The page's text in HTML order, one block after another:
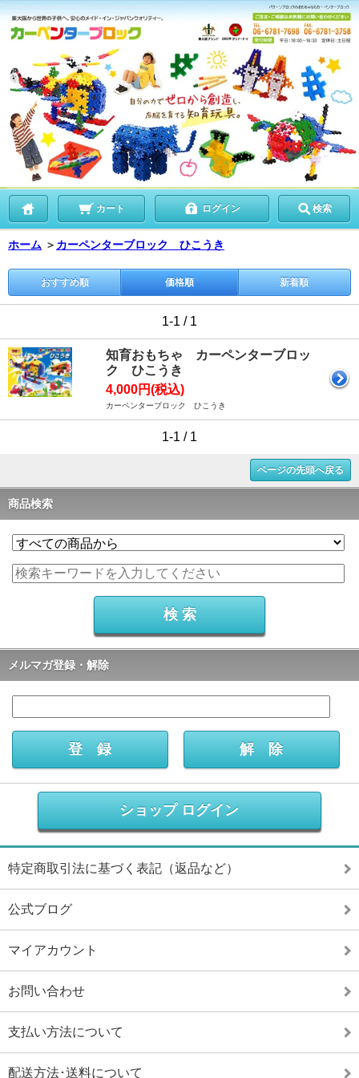
カート ログイン 検索
ホーム ＞ カーペンターブロック ひこうき
おすすめ順 価格順 新着順
1-1 / 1
知育おもちゃ カーペンターブロッ
ク ひこうき
4,000円(税込)
カーペンターブロック ひこうき
1-1 / 1
ページの先頭へ戻る
商品検索
メルマガ登録・解除
ショップ ログイン
特定商取引法に基づく表記（返品など）
公式ブログ
マイアカウント
お問い合わせ
支払い方法について
配送方法･送料について